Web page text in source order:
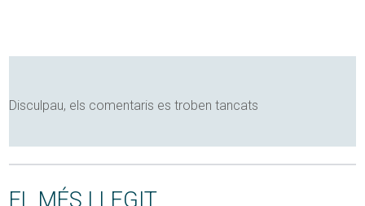
Disculpau, els comentaris es troben tancats
EL MÉS LLEGIT